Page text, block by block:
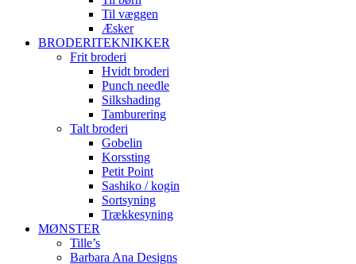
Til væggen
Æsker
BRODERITEKNIKKER
Frit broderi
Hvidt broderi
Punch needle
Silkshading
Tamburering
Talt broderi
Gobelin
Korssting
Petit Point
Sashiko / kogin
Sortsyning
Trækkesyning
MØNSTER
Tille’s
Barbara Ana Designs